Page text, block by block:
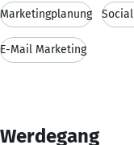
Marketingplanung
E-Mail Marketing
Werdegang